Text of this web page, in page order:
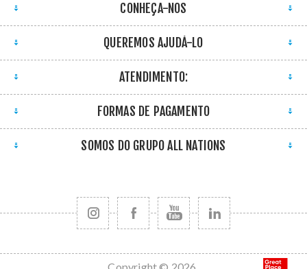
CONHEÇA-NOS
QUEREMOS AJUDÁ-LO
ATENDIMENTO:
FORMAS DE PAGAMENTO
SOMOS DO GRUPO ALL NATIONS